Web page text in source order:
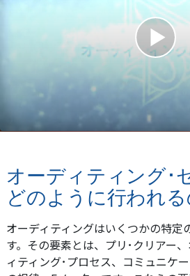
オーディティング･
どのように行われ
オーディティングはいくつかの特定
す。その要素とは、プリ･クリアー
ィティング･プロセス、コミュニケ